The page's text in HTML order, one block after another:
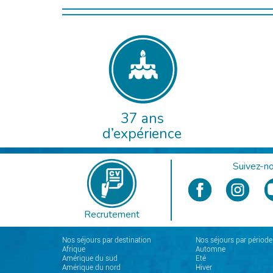
37 ans
d’expérience
Recrutement
Suivez-
Nos séjours par destination
Afrique
Amérique du sud
Amérique du nord
Nos séjours par période
Automne
Eté
Hiver